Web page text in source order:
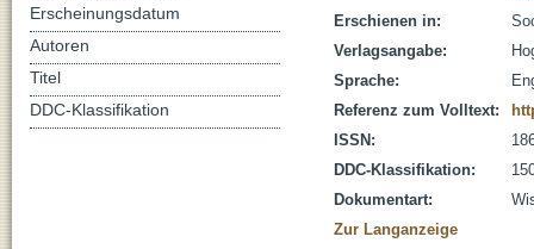
Erschienen in:
Verlagsangabe:
Sprache:
Referenz zum Volltext:
ISSN:
DDC-Klassifikation:
Dokumentart:
Zur Langanzeige
Erscheinungsdatum
Autoren
Titel
DDC-Klassifikation